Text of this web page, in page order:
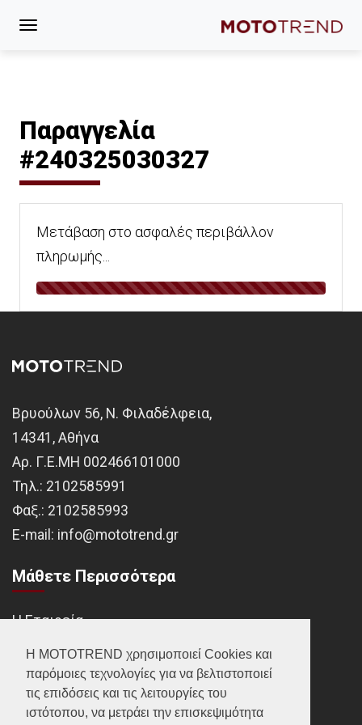
Η MOTOTREND χρησιμοποιεί Cookies και
παρόμοιες τεχνολογίες για να βελτιστοποιεί
τις επιδόσεις και τις λειτουργίες του
ιστότοπου, να μετράει την επισκεψιμότητα
Παραγγελία
#240325030327
Μετάβαση στο ασφαλές περιβάλλον
πληρωμής...
Βρυούλων 56, Ν. Φιλαδέλφεια,
14341, Αθήνα
Αρ. Γ.Ε.ΜΗ 002466101000
Τηλ.: 2102585991
Φαξ.: 2102585993
Ε-mail: info@mototrend.gr
Μάθετε Περισσότερα
Η Εταιρεία
Brands
Νέα
Οικονομικά στοιχεία